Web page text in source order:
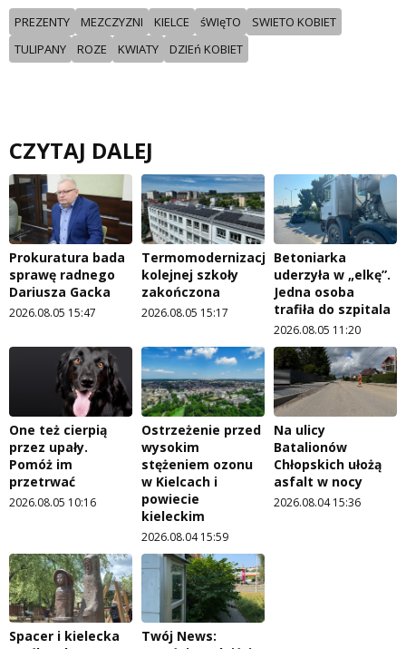
PREZENTY MEZCZYZNI KIELCE śWIęTO
SWIETO KOBIET
TULIPANY
ROZE KWIATY DZIEń KOBIET
CZYTAJ DALEJ
Prokuratura bada
sprawę radnego
Dariusza Gacka
2026.08.05 15:47
Termomodernizacja
kolejnej szkoły
zakończona
2026.08.05 15:17
Betoniarka
uderzyła w „elkę”.
Jedna osoba
trafiła do szpitala
2026.08.05 11:20
One też cierpią
przez upały.
Pomóż im
przetrwać
2026.08.05 10:16
Ostrzeżenie przed
wysokim
stężeniem ozonu
w Kielcach i
powiecie
kieleckim
2026.08.04 15:59
Na ulicy
Batalionów
Chłopskich ułożą
asfalt w nocy
2026.08.04 15:36
Spacer i kielecka
Twój News: